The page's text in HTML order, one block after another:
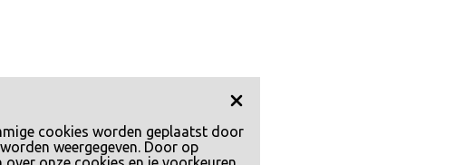
cookies worden geplaatst door
weergegeven. Door op